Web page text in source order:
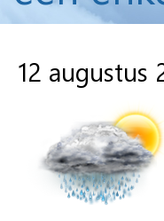
12 augustus